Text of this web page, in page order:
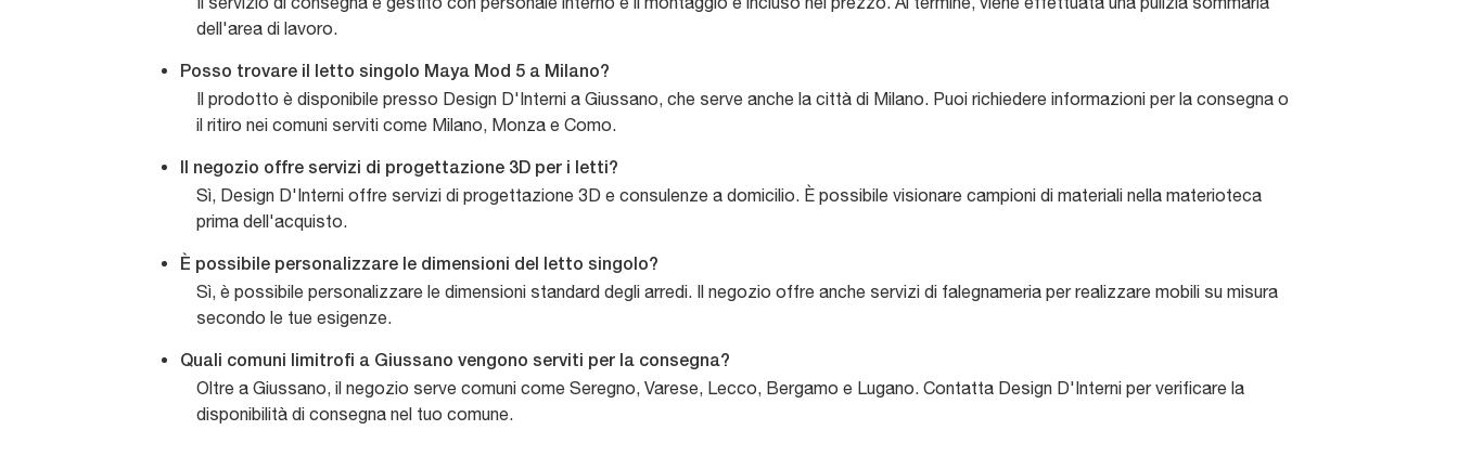
dell'area di lavoro.
Posso trovare il letto singolo Maya Mod 5 a Milano?
Il prodotto è disponibile presso Design D'Interni a Giussano, che serve anche la città di Milano. Puoi richiedere informazioni per la consegna o
il ritiro nei comuni serviti come Milano, Monza e Como.
Il negozio offre servizi di progettazione 3D per i letti?
Sì, Design D'Interni offre servizi di progettazione 3D e consulenze a domicilio. È possibile visionare campioni di materiali nella materioteca
prima dell'acquisto.
È possibile personalizzare le dimensioni del letto singolo?
Sì, è possibile personalizzare le dimensioni standard degli arredi. Il negozio offre anche servizi di falegnameria per realizzare mobili su misura
secondo le tue esigenze.
Quali comuni limitrofi a Giussano vengono serviti per la consegna?
Oltre a Giussano, il negozio serve comuni come Seregno, Varese, Lecco, Bergamo e Lugano. Contatta Design D'Interni per verificare la
disponibilità di consegna nel tuo comune.